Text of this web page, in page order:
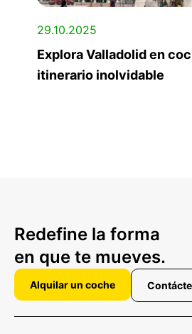
29.10.2025
Explora Valladolid en
itinerario inolvidable
Redefine la forma
en que te mueves.
Alquilar un coche